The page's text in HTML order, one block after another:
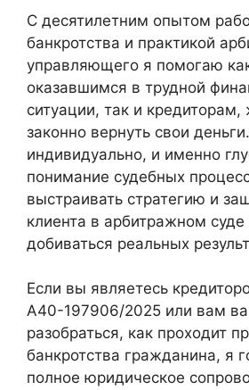
С десятилетним опытом
банкротства и практикой
управляющего я помогаю
оказавшимся в трудной
ситуации, так и
законно вернуть свои
индивидуально, и именно
понимание судебных
выстраивать стратегию и
клиента в арбитражном
добиваться реальных
Если вы являетесь
А40-197906/2025 или вам
разобраться, как проходит
банкротства гражданина, я
полное юридическое